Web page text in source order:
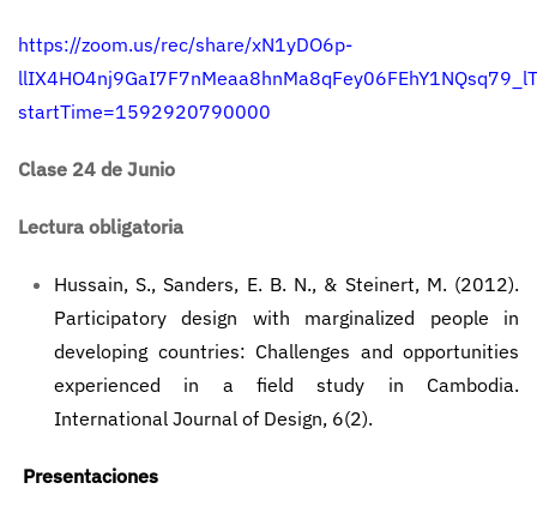
https://zoom.us/rec/share/xN1yDO6p-
startTime=1592920790000
Clase 24 de Junio
Lectura obligatoria
Hussain, S., Sanders, E. B. N., & Steinert, M. (2012).
Participatory design with marginalized people in
developing countries: Challenges and opportunities
experienced in a field study in Cambodia.
International Journal of Design, 6(2).
Presentaciones